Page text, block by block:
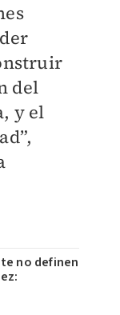
del
y el
no definen